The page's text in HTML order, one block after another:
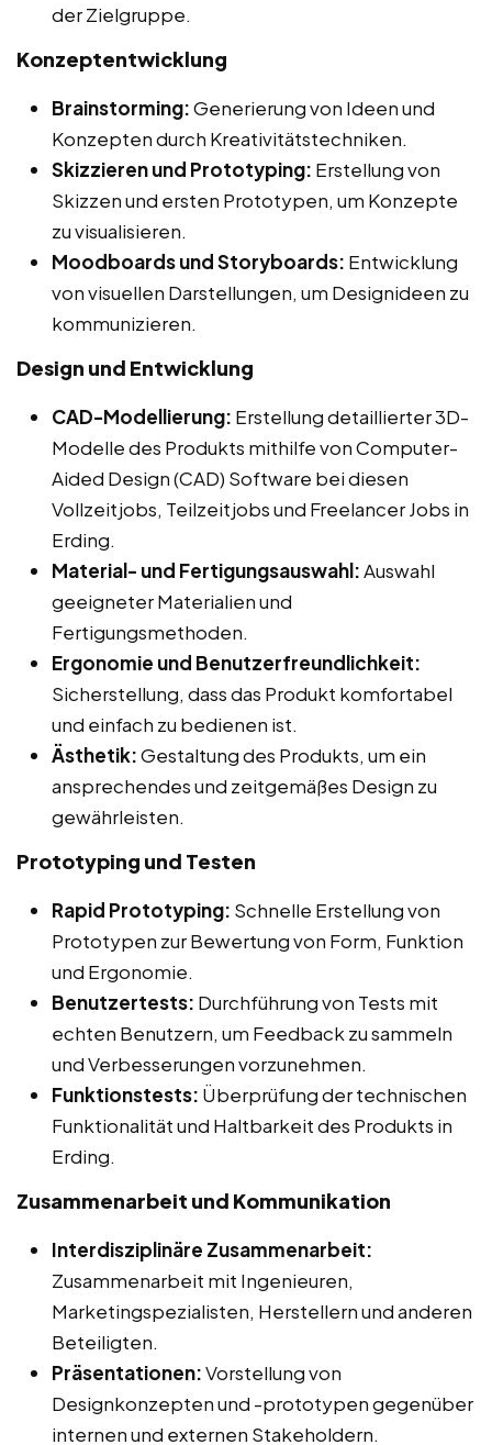
der Zielgruppe.
Konzeptentwicklung
Brainstorming:Generierung von Ideen und
Konzepten durch Kreativitätstechniken.
Skizzieren und Prototyping: Erstellung von
Skizzen und ersten Prototypen, um Konzepte
zu visualisieren.
Moodboards und Storyboards: Entwicklung
von visuellen Darstellungen, um Designideen zu
kommunizieren.
Design und Entwicklung
CAD-Modellierung: Erstellung detaillierter 3D-
Modelle des Produkts mithilfe von Computer-
Aided Design (CAD) Software bei diesen
Vollzeitjobs, Teilzeitjobs und Freelancer Jobs in
Erding.
Material- und Fertigungsauswahl:Auswahl
geeigneter Materialien und
Fertigungsmethoden.
Ergonomie und Benutzerfreundlichkeit:
Sicherstellung, dass das Produkt komfortabel
und einfach zu bedienen ist.
Ästhetik:Gestaltung des Produkts, um ein
ansprechendes und zeitgemäßes Design zu
gewährleisten.
Prototyping und Testen
Rapid Prototyping: Schnelle Erstellung von
Prototypen zur Bewertung von Form, Funktion
und Ergonomie.
Benutzertests: Durchführung von Tests mit
echten Benutzern, um Feedback zu sammeln
und Verbesserungen vorzunehmen.
Funktionstests: Überprüfung der technischen
Funktionalität und Haltbarkeit des Produkts in
Erding.
Zusammenarbeit und Kommunikation
Interdisziplinäre Zusammenarbeit:
Zusammenarbeit mit Ingenieuren,
Marketingspezialisten, Herstellern und anderen
Beteiligten.
Präsentationen:Vorstellung von
Designkonzepten und -prototypen gegenüber
internen und externen Stakeholdern.